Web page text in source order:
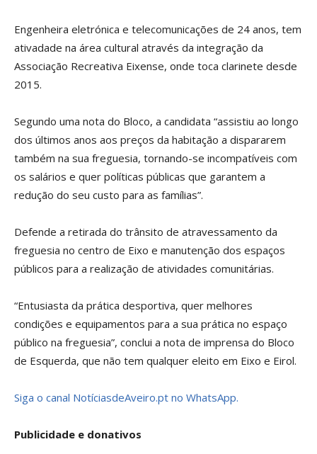
Engenheira eletrónica e telecomunicações de 24 anos, tem
ativadade na área cultural através da integração da
Associação Recreativa Eixense, onde toca clarinete desde
2015.
Segundo uma nota do Bloco, a candidata “assistiu ao longo
dos últimos anos aos preços da habitação a dispararem
também na sua freguesia, tornando-se incompatíveis com
os salários e quer políticas públicas que garantem a
redução do seu custo para as famílias”.
Defende a retirada do trânsito de atravessamento da
freguesia no centro de Eixo e manutenção dos espaços
públicos para a realização de atividades comunitárias.
“Entusiasta da prática desportiva, quer melhores
condições e equipamentos para a sua prática no espaço
público na freguesia”, conclui a nota de imprensa do Bloco
de Esquerda, que não tem qualquer eleito em Eixo e Eirol.
Siga o canal NotíciasdeAveiro.pt no WhatsApp.
Publicidade e donativos